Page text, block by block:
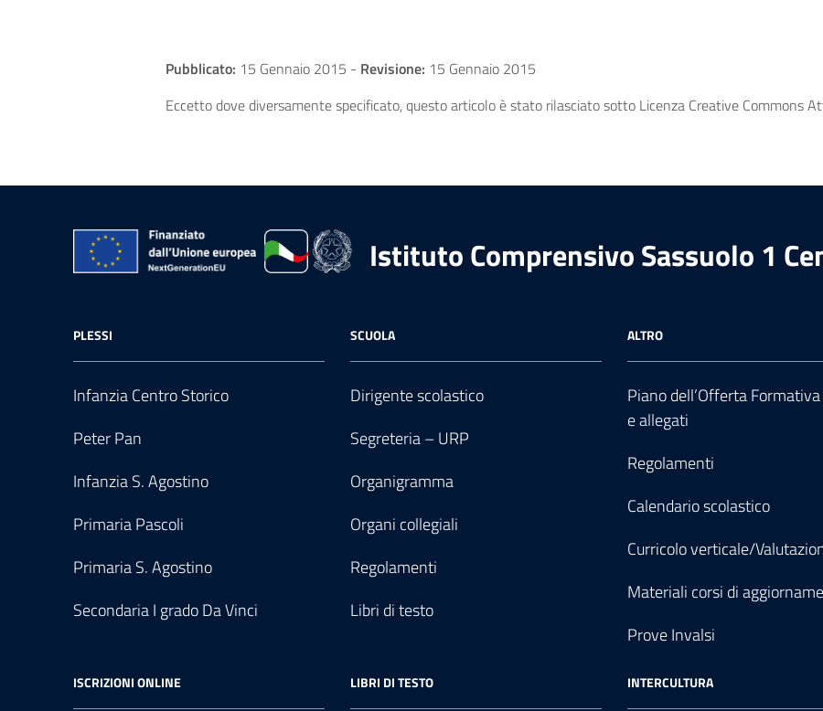
Pubblicato: 15 Gennaio 2015 - Revisione: 15 Gennaio 2015
Eccetto dove diversamente specificato, questo articolo è stato rilasciato sotto Licenza Creative Commons
Istituto Comprensivo Sassuolo 1
PLESSI
Infanzia Centro Storico
Peter Pan
Infanzia S. Agostino
Primaria Pascoli
Primaria S. Agostino
Secondaria I grado Da Vinci
SCUOLA
Dirigente scolastico
Segreteria – URP
Organigramma
Organi collegiali
Regolamenti
Libri di testo
ALTRO
Piano dell’Offerta Formativa
e allegati
Regolamenti
Calendario scolastico
Curricolo verticale/
Materiali corsi di
Prove Invalsi
ISCRIZIONI ONLINE LIBRI DI TESTO INTERCULTURA